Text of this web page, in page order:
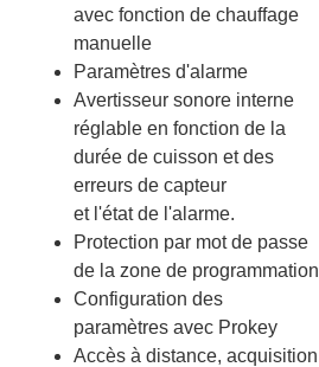
avec fonction de chauffage
manuelle
Paramètres d'alarme
Avertisseur sonore interne
réglable en fonction de la
durée de cuisson et des
erreurs de capteur
et l'état de l'alarme.
Protection par mot de passe
de la zone de programmation
Configuration des
paramètres avec Prokey
Accès à distance, acquisition